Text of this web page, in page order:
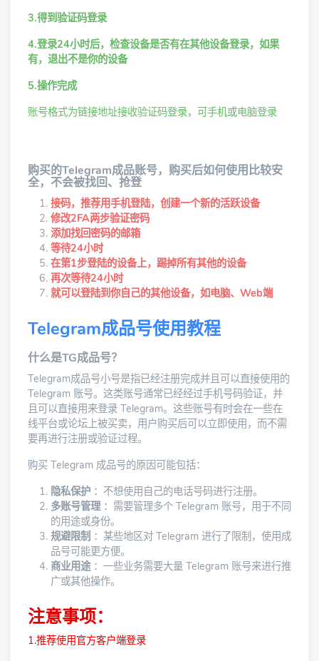
3.得到验证码登录
4.登录24小时后，检查设备是否有在其他设备登录，如果
有，退出不是你的设备
5.操作完成
账号格式为链接地址接收验证码登录，可手机或电脑登录
购买的Telegram成品账号，购买后如何使用比较安
全，不会被找回、抢登
接码，推荐用手机登陆，创建一个新的活跃设备
修改2FA两步验证密码
添加找回密码的邮箱
等待24小时
在第1步登陆的设备上，踢掉所有其他的设备
再次等待24小时
就可以登陆到你自己的其他设备，如电脑、Web端
Telegram成品号使用教程
什么是TG成品号？
Telegram成品号小号是指已经注册完成并且可以直接使用的
Telegram 账号。这类账号通常已经经过手机号码验证，并
且可以直接用来登录 Telegram。这些账号有时会在一些在
线平台或论坛上被买卖，用户购买后可以立即使用，而不需
要再进行注册或验证过程。
购买 Telegram 成品号的原因可能包括：
隐私保护 ：不想使用自己的电话号码进行注册。
多账号管理：需要管理多个 Telegram 账号，用于不同
的用途或身份。
规避限制 ：某些地区对 Telegram 进行了限制，使用成
品号可能更方便。
商业用途：一些业务需要大量 Telegram 账号来进行推
广或其他操作。
注意事项：
1.推荐使用官方客户端登录